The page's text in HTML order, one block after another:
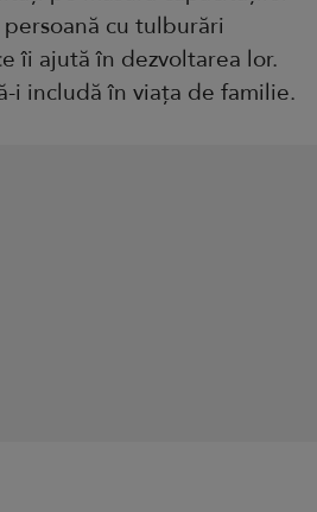
cu tulburări
îi ajută în dezvoltarea lor.
i includă în viața de familie.